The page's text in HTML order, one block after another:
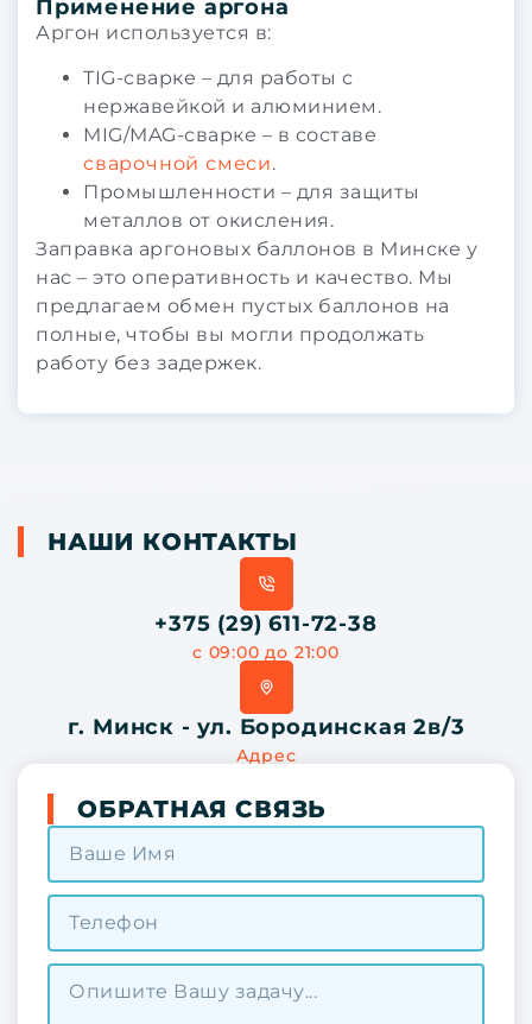
Применение аргона
Аргон используется в:
TIG-сварке – для работы с
нержавейкой и алюминием.
MIG/MAG-сварке – в составе
сварочной смеси.
Промышленности – для защиты
металлов от окисления.
Заправка аргоновых баллонов в Минске у
нас – это оперативность и качество. Мы
предлагаем обмен пустых баллонов на
полные, чтобы вы могли продолжать
работу без задержек.
НАШИ КОНТАКТЫ
+375 (29) 611-72-38
с 09:00 до 21:00
г. Минск - ул. Бородинская 2в/3
Адрес
ОБРАТНАЯ СВЯЗЬ